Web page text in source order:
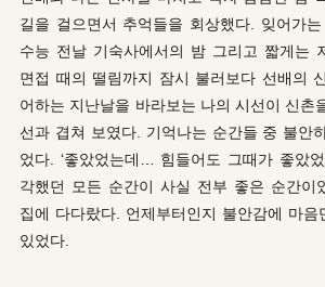
길을 걸으면서 추억들을 회상했다. 잊어가
수능 전날 기숙사에서의 밤 그리고 짧게는
면접 때의 떨림까지 잠시 불러보다 선배의
어하는 지난날을 바라보는 나의 시선이 신촌
선과 겹쳐 보였다. 기억나는 순간들 중 불안
었다. ‘좋았었는데… 힘들어도 그때가 좋았
각했던 모든 순간이 사실 전부 좋은 순간이
집에 다다랐다. 언제부터인지 불안감에 마음
있었다.